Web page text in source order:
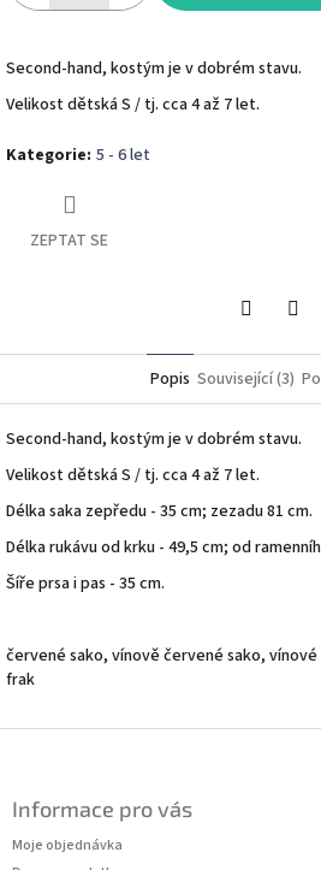
Second-hand, kostým je v dobrém stavu.
Velikost dětská S / tj. cca 4 až 7 let.
Kategorie: 5 - 6 let
ZEPTAT SE
Popis Související (3)
Second-hand, kostým je v dobrém stavu.
Velikost dětská S / tj. cca 4 až 7 let.
Délka saka zepředu - 35 cm; zezadu 81 cm.
Délka rukávu od krku - 49,5 cm; od
Šíře prsa i pas - 35 cm.
červené sako, vínově červené sako,
frak
Informace pro vás
Moje objednávka